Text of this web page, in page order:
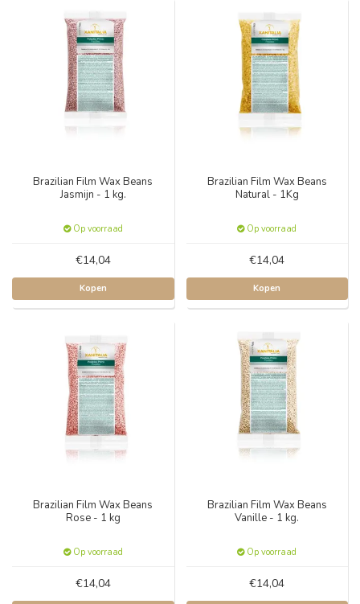
Brazilian Film Wax Beans
Jasmijn - 1 kg.
Op voorraad
€14,04
Kopen
Brazilian Film Wax Beans
Natural - 1Kg
Op voorraad
€14,04
Kopen
Brazilian Film Wax Beans
Rose - 1 kg
Op voorraad
€14,04
Brazilian Film Wax Beans
Vanille - 1 kg.
Op voorraad
€14,04